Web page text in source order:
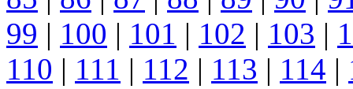
99 | 100 | 101 | 102 | 103 |
110 | 111 | 112 | 113 | 114 |